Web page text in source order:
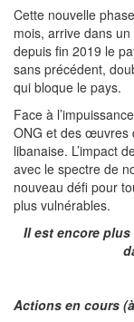
Cette nouvelle
mois, arrive dans
depuis fin 2019 le
sans précédent,
qui bloque le pays.
Face à
ONG et des œuvres
libanaise. L’impact
avec le spectre de
nouveau défi pour
plus vulnérables.
Il est encore
Actions en cours